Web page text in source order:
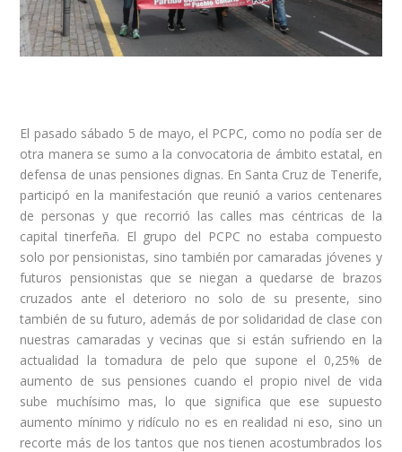
El pasado sábado 5 de mayo, el PCPC, como no podía ser de
otra manera se sumo a la convocatoria de ámbito estatal, en
defensa de unas pensiones dignas. En Santa Cruz de Tenerife,
participó en la manifestación que reunió a varios centenares
de personas y que recorrió las calles mas céntricas de la
capital tinerfeña. El grupo del PCPC no estaba compuesto
solo por pensionistas, sino también por camaradas jóvenes y
futuros pensionistas que se niegan a quedarse de brazos
cruzados ante el deterioro no solo de su presente, sino
también de su futuro, además de por solidaridad de clase con
nuestras camaradas y vecinas que si están sufriendo en la
actualidad la tomadura de pelo que supone el 0,25% de
aumento de sus pensiones cuando el propio nivel de vida
sube muchísimo mas, lo que significa que ese supuesto
aumento mínimo y ridículo no es en realidad ni eso, sino un
recorte más de los tantos que nos tienen acostumbrados los